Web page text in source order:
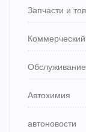
Запчасти и
Обслуживание
Автохимия
автоновости